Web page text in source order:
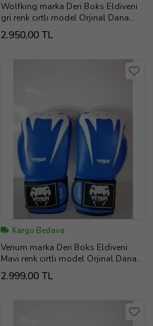
Wolfking marka Deri Boks Eldiveni
gri renk cırtlı model Orjinal Dana
derisidir İTHAL ÜRÜNDÜR
profesyonel sporcular için
büyüklükte İstediğiniz Bedeni msj ile
2.950,00 TL
Kargo Bedava
Venum marka Deri Boks Eldiveni
Mavi renk cırtlı model Orjinal Dana
derisidir İTHAL ÜRÜNDÜR
profesyonel sporcular için
büyüklükte İstediğiniz Bedeni msj ile
2.999,00 TL